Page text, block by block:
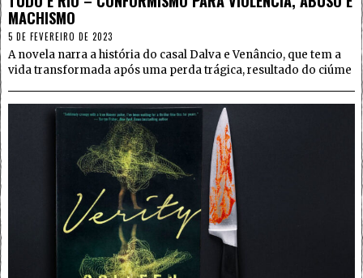
MACHISMO
5 DE FEVEREIRO DE 2023
A novela narra a história do casal Dalva e Venâncio, que tem a
vida transformada após uma perda trágica, resultado do ciúme